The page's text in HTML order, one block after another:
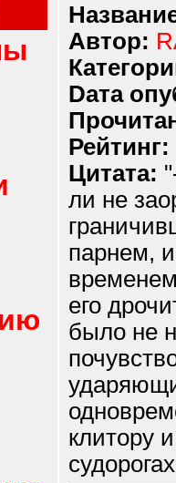
Автор:
Dата
Рейтинг:
Цитата:
ли не
парнем,
его
было не
клитору